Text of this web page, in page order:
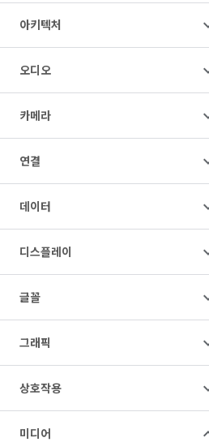
아키텍처
오디오
카메라
연결
데이터
디스플레이
글꼴
그래픽
상호작용
미디어